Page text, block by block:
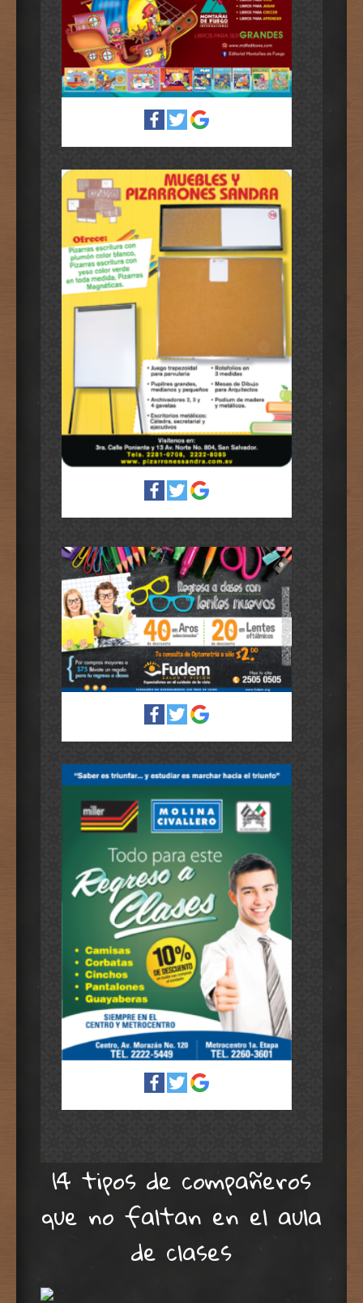
14 tipos de compañeros
que no faltan en el aula
de clases